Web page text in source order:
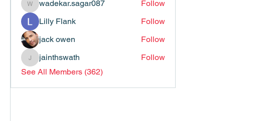
wadekar.sagar087
wadekar.sagar087
Follow
Lilly Flank
Follow
jack owen
Follow
jainthswath
jainthswath
Follow
See All Members (362)